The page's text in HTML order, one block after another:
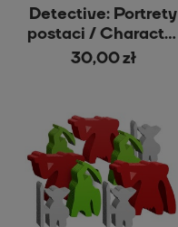
Detective: Portrety
postaci / Character
Portraits
30,00 zł